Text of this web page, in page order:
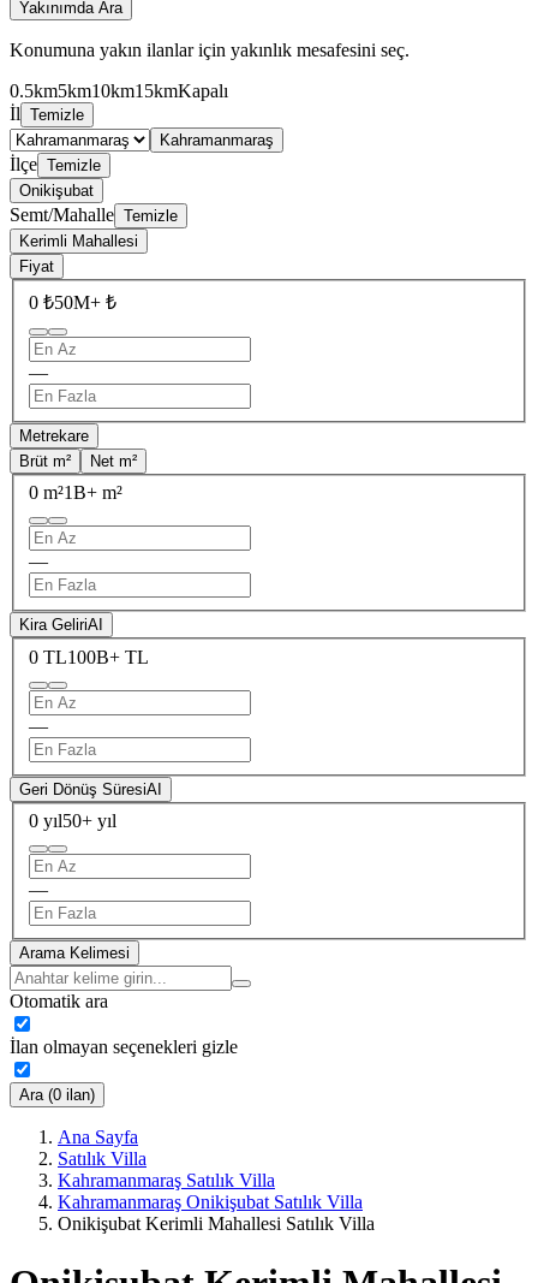
Yakınımda Ara
Konumuna yakın ilanlar için yakınlık mesafesini seç.
0.5km5km10km15kmKapalı
İl Temizle
Kahramanmaraş
İlçe Temizle
Onikişubat
Semt/Mahalle Temizle
Kerimli Mahallesi
Fiyat
0 ₺50M+ ₺
—
Metrekare
Brüt m²
Net m²
0 m²1B+ m²
—
Kira GeliriAI
0 TL100B+ TL
—
Geri Dönüş SüresiAI
0 yıl50+ yıl
—
Arama Kelimesi
Otomatik ara
İlan olmayan seçenekleri gizle
Ara (0 ilan)
Ana Sayfa
Satılık Villa
Kahramanmaraş Satılık Villa
Kahramanmaraş Onikişubat Satılık Villa
Onikişubat Kerimli Mahallesi Satılık Villa